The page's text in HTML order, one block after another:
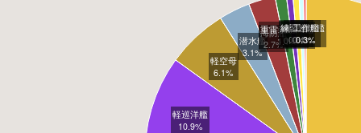
軽巡洋艦
10.9%
軽空母
6.1%
潜水艦
3.1%
海防艦
2.7%
重雷装巡洋艦
1.1%
補給艦
0.6%
揚陸艦
0.6%
練習巡洋艦
0.4%
工作艦
0.3%